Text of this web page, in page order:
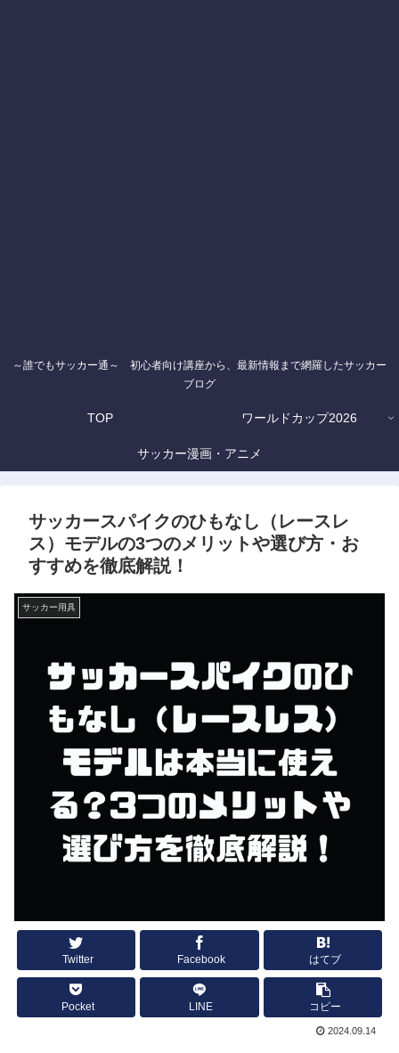
～誰でもサッカー通～ 初心者向け講座から、最新情報まで網羅したサッカー
ブログ
TOP ワールドカップ2026
サッカー漫画・アニメ
サッカースパイクのひもなし（レースレ
ス）モデルの3つのメリットや選び方・お
すすめを徹底解説！
サッカー用具
Twitter Facebook はてブ
Pocket LINE コピー
2024.09.14